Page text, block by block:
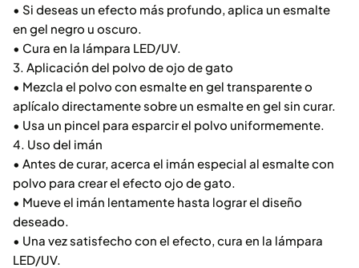
• Si deseas un efecto más profundo, aplica un esmalte
en gel negro u oscuro.
• Cura en la lámpara LED/UV.
3. Aplicación del polvo de ojo de gato
• Mezcla el polvo con esmalte en gel transparente o
aplícalo directamente sobre un esmalte en gel sin curar.
• Usa un pincel para esparcir el polvo uniformemente.
4. Uso del imán
• Antes de curar, acerca el imán especial al esmalte con
polvo para crear el efecto ojo de gato.
• Mueve el imán lentamente hasta lograr el diseño
deseado.
• Una vez satisfecho con el efecto, cura en la lámpara
LED/UV.